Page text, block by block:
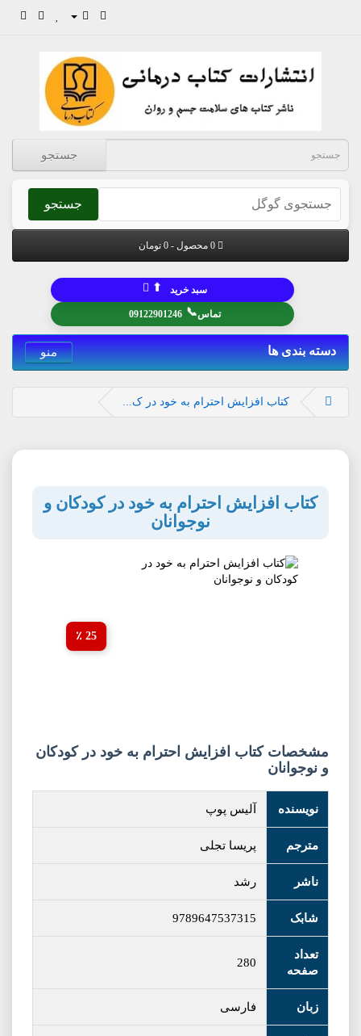
جستجو
جستجو
0 محصول - 0 تومان
تماس📞
09122901246
سبد خرید ⬆
دسته بندی ها منو
کتاب افزایش احترام به خود در ک...
کتاب افزایش احترام به خود در کودکان و
نوجوانان
25 ٪
مشخصات کتاب افزایش احترام به خود در کودکان
و نوجوانان
نویسنده آلیس پوپ
مترجم پریسا تجلی
ناشر رشد
شابک 9789647537315
تعداد
صفحه
280
زبان فارسی